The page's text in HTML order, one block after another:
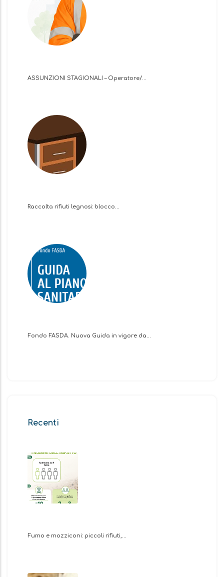
ASSUNZIONI STAGIONALI – Operatore/…
Raccolta rifiuti legnosi: blocco…
Fondo FASDA. Nuova Guida in vigore da…
Recenti
Fumo e mozziconi: piccoli rifiuti,…